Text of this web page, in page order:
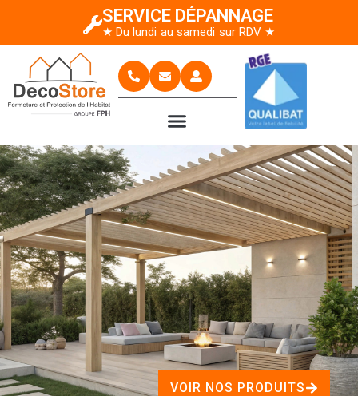
SERVICE DÉPANNAGE
★ Du lundi au samedi sur RDV ★
VOIR NOS PRODUITS